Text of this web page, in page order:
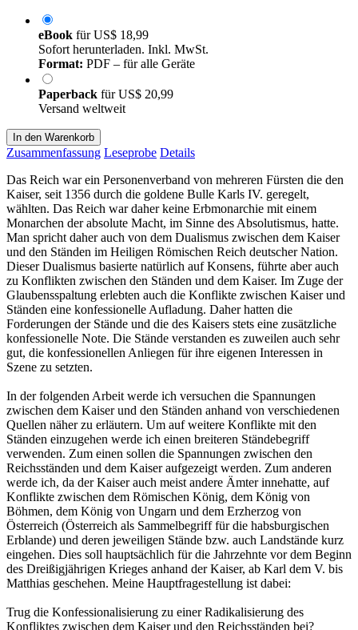
eBook fürUS$ 18,99
Sofort herunterladen. Inkl. MwSt.
Format: PDF – für alle Geräte
Paperback fürUS$ 20,99
Versand weltweit
In den Warenkorb
Zusammenfassung Leseprobe Details
Das Reich war ein Personenverband von mehreren Fürsten die den
Kaiser, seit 1356 durch die goldene Bulle Karls IV. geregelt,
wählten. Das Reich war daher keine Erbmonarchie mit einem
Monarchen der absolute Macht, im Sinne des Absolutismus, hatte.
Man spricht daher auch von dem Dualismus zwischen dem Kaiser
und den Ständen im Heiligen Römischen Reich deutscher Nation.
Dieser Dualismus basierte natürlich auf Konsens, führte aber auch
zu Konflikten zwischen den Ständen und dem Kaiser. Im Zuge der
Glaubensspaltung erlebten auch die Konflikte zwischen Kaiser und
Ständen eine konfessionelle Aufladung. Daher hatten die
Forderungen der Stände und die des Kaisers stets eine zusätzliche
konfessionelle Note. Die Stände verstanden es zuweilen auch sehr
gut, die konfessionellen Anliegen für ihre eigenen Interessen in
Szene zu setzten.
In der folgenden Arbeit werde ich versuchen die Spannungen
zwischen dem Kaiser und den Ständen anhand von verschiedenen
Quellen näher zu erläutern. Um auf weitere Konflikte mit den
Ständen einzugehen werde ich einen breiteren Ständebegriff
verwenden. Zum einen sollen die Spannungen zwischen den
Reichsständen und dem Kaiser aufgezeigt werden. Zum anderen
werde ich, da der Kaiser auch meist andere Ämter innehatte, auf
Konflikte zwischen dem Römischen König, dem König von
Böhmen, dem König von Ungarn und dem Erzherzog von
Österreich (Österreich als Sammelbegriff für die habsburgischen
Erblande) und deren jeweiligen Stände bzw. auch Landstände kurz
eingehen. Dies soll hauptsächlich für die Jahrzehnte vor dem Beginn
des Dreißigjährigen Krieges anhand der Kaiser, ab Karl dem V. bis
Matthias geschehen. Meine Hauptfragestellung ist dabei:
Trug die Konfessionalisierung zu einer Radikalisierung des
Konfliktes zwischen dem Kaiser und den Reichsständen bei?